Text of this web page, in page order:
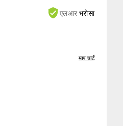
एलआर भरोसा
माप चार्ट